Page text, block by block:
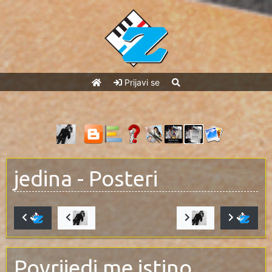
Prijavi se
jedina - Posteri